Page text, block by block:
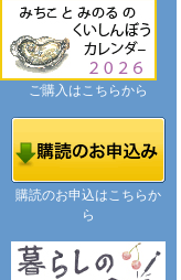
ご購入はこちらから
購読のお申込はこちらか
ら